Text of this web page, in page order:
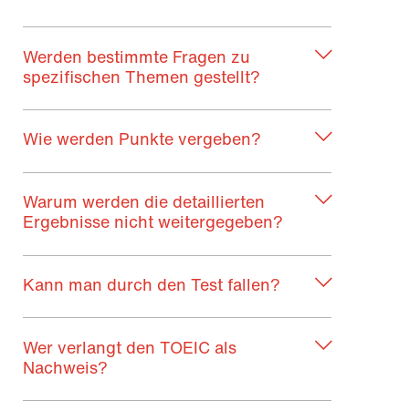
Werden bestimmte Fragen zu
spezifischen Themen gestellt?
Wie werden Punkte vergeben?
Warum werden die detaillierten
Ergebnisse nicht weitergegeben?
Kann man durch den Test fallen?
Wer verlangt den TOEIC als
Nachweis?